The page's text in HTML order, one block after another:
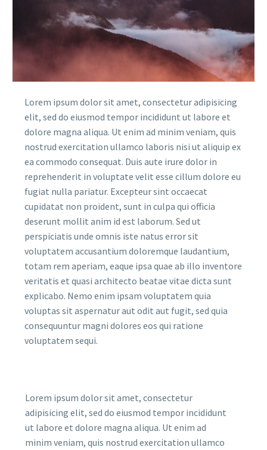
Lorem ipsum dolor sit amet, consectetur adipisicing
elit, sed do eiusmod tempor incididunt ut labore et
dolore magna aliqua. Ut enim ad minim veniam, quis
nostrud exercitation ullamco laboris nisi ut aliquip ex
ea commodo consequat. Duis aute irure dolor in
reprehenderit in voluptate velit esse cillum dolore eu
fugiat nulla pariatur. Excepteur sint occaecat
cupidatat non proident, sunt in culpa qui officia
deserunt mollit anim id est laborum. Sed ut
perspiciatis unde omnis iste natus error sit
voluptatem accusantium doloremque laudantium,
totam rem aperiam, eaque ipsa quae ab illo inventore
veritatis et quasi architecto beatae vitae dicta sunt
explicabo. Nemo enim ipsam voluptatem quia
voluptas sit aspernatur aut odit aut fugit, sed quia
consequuntur magni dolores eos qui ratione
voluptatem sequi.
Lorem ipsum dolor sit amet, consectetur
adipisicing elit, sed do eiusmod tempor incididunt
ut labore et dolore magna aliqua. Ut enim ad
minim veniam, quis nostrud exercitation ullamco